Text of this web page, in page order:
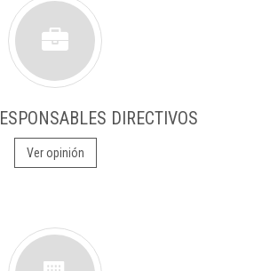
DIRECTIVOS
Ver opinión